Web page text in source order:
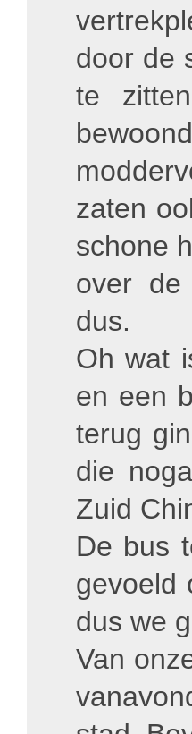
door de
te
zaten
schone
over de
dus.
Oh wat
en een
terug
die
Zuid
De bus
gevoeld
dus we
Van